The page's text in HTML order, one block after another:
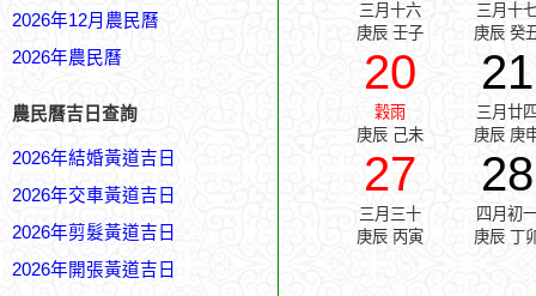
2026年12月農民曆
2026年農民曆
農民曆吉日查詢
2026年結婚黃道吉日
2026年交車黃道吉日
2026年剪髮黃道吉日
2026年開張黃道吉日
三月十六
庚辰 壬子
三月十
庚辰 癸
20
穀雨
庚辰 己未
21
三月廿
庚辰 庚
27
三月三十
庚辰 丙寅
28
四月初
庚辰 丁